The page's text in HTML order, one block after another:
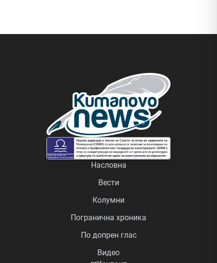
Насловна
Вести
Колумни
Погранична хроника
По допрен глас
Видео